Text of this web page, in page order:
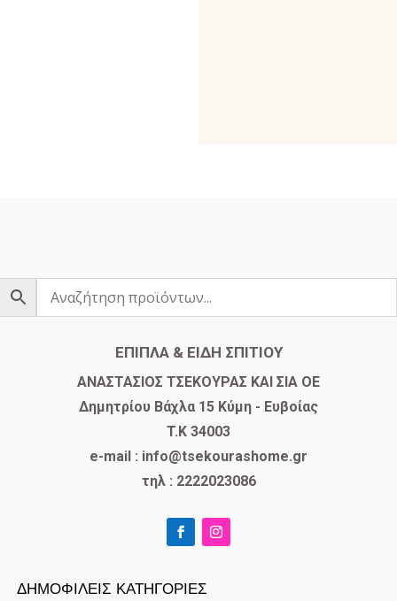
ΕΠΙΠΛΑ & ΕΙΔΗ ΣΠΙΤΙΟΥ
​ΑΝΑΣΤΑΣΙΟΣ ΤΣΕΚΟΥΡΑΣ ΚΑΙ ΣΙΑ ΟΕ
Δημητρίου Βάχλα 15 Κύμη - Ευβοίας
T.K 34003
e-mail : info@tsekourashome.gr
τηλ : 2222023086
ΔΗΜΟΦΙΛΕΙΣ ΚΑΤΗΓΟΡΙΕΣ